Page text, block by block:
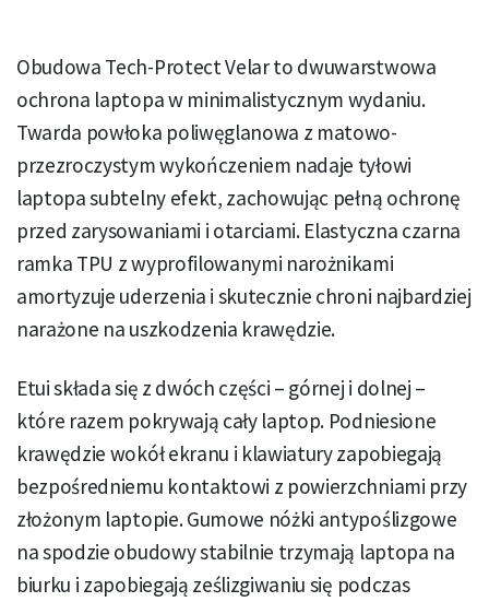
Obudowa Tech-Protect Velar to dwuwarstwowa
ochrona laptopa w minimalistycznym wydaniu.
Twarda powłoka poliwęglanowa z matowo-
przezroczystym wykończeniem nadaje tyłowi
laptopa subtelny efekt, zachowując pełną ochronę
przed zarysowaniami i otarciami. Elastyczna czarna
ramka TPU z wyprofilowanymi narożnikami
amortyzuje uderzenia i skutecznie chroni najbardziej
narażone na uszkodzenia krawędzie.
Etui składa się z dwóch części – górnej i dolnej –
które razem pokrywają cały laptop. Podniesione
krawędzie wokół ekranu i klawiatury zapobiegają
bezpośredniemu kontaktowi z powierzchniami przy
złożonym laptopie. Gumowe nóżki antypoślizgowe
na spodzie obudowy stabilnie trzymają laptopa na
biurku i zapobiegają ześlizgiwaniu się podczas